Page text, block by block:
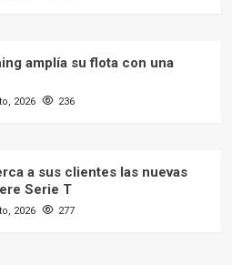
amplía su flota con una
2026 236
a sus clientes las nuevas
Serie T
2026 277